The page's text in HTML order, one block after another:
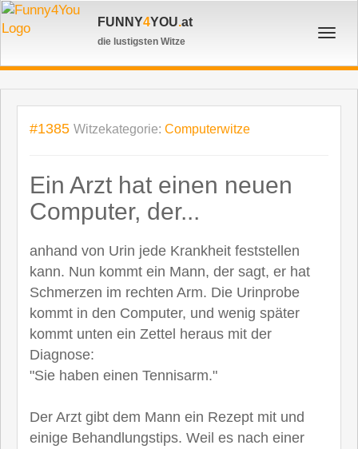
FUNNY4YOU.at
die lustigsten Witze
#1385 Witzekategorie: Computerwitze
Ein Arzt hat einen neuen
Computer, der...
anhand von Urin jede Krankheit feststellen
kann. Nun kommt ein Mann, der sagt, er hat
Schmerzen im rechten Arm. Die Urinprobe
kommt in den Computer, und wenig später
kommt unten ein Zettel heraus mit der
Diagnose:
"Sie haben einen Tennisarm."
Der Arzt gibt dem Mann ein Rezept mit und
einige Behandlungstips. Weil es nach einer